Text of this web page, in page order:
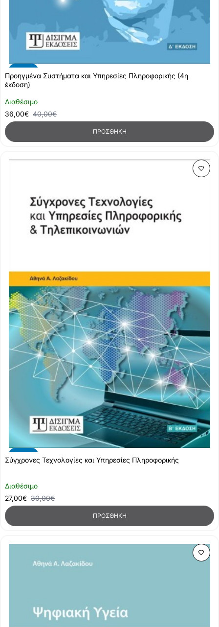
Διαθέσιμο
Προηγμένα Συστήματα και Υπηρεσίες Πληροφορικής (4η
έκδοση)
36,00€ 40,00€
ΠΡΟΣΘΉΚΗ
-10%
Διαθέσιμο
Σύγχρονες Τεχνολογίες και Υπηρεσίες Πληροφορικής
27,00€ 30,00€
ΠΡΟΣΘΉΚΗ